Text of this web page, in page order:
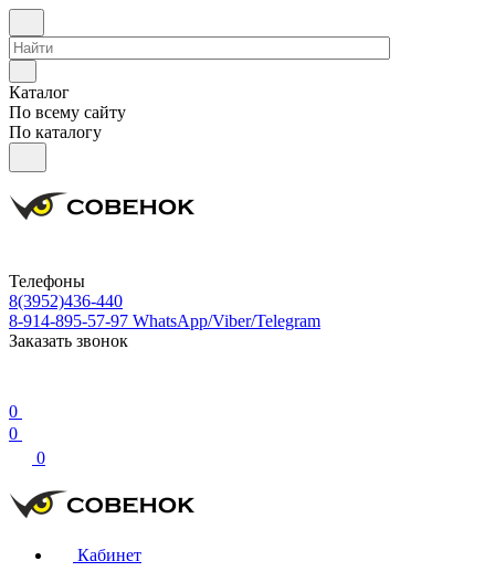
Каталог
По всему сайту
По каталогу
Телефоны
8(3952)436-440
8-914-895-57-97 WhatsApp/Viber/Telegram
Заказать звонок
0
0
0
Кабинет